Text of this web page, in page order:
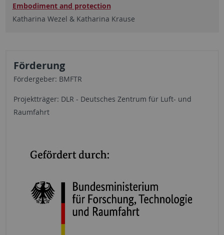
Embodiment and protection
Katharina Wezel & Katharina Krause
Förderung
Fördergeber: BMFTR
Projektträger: DLR - Deutsches Zentrum für Luft- und
Raumfahrt